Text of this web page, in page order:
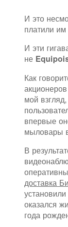
И это
платили
И эти
не
Как
мой
впервые
мыловары
В
доставка
оказался
года